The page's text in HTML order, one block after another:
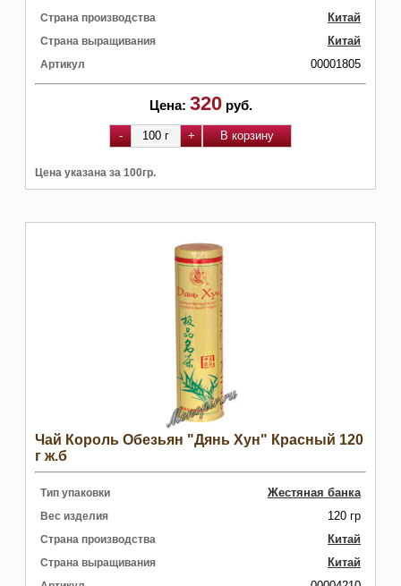
Страна производства Китай
Страна выращивания Китай
Артикул 00001805
Цена: 320 руб.
Цена указана за 100гр.
Чай Король Обезьян "Дянь Хун" Красный 120
г ж.б
Тип упаковки Жестяная банка
Вес изделия 120 гр
Страна производства Китай
Страна выращивания Китай